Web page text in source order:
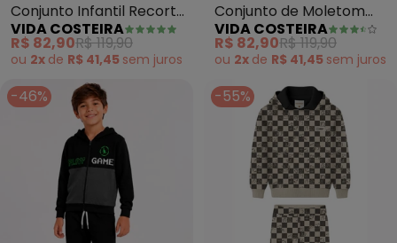
Conjunto Infantil Recorte
Letrinhas (Preto)
VIDA COSTEIRA
R$ 82,90R$ 119,90
ou 2x de R$ 41,45 sem juros
Conjunto de Moletom
Colegial Va com Capuz
(Preto)
VIDA COSTEIRA
R$ 82,90R$ 119,90
ou 2x de R$ 41,45 sem juros
-46% -55%